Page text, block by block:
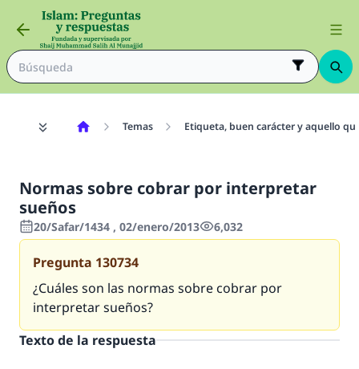
Temas Etiqueta, buen carácter y aquello
Normas sobre cobrar por interpretar
sueños
20/Safar/1434 , 02/enero/2013 6,032
Pregunta 130734
¿Cuáles son las normas sobre cobrar por
interpretar sueños?
Texto de la respuesta